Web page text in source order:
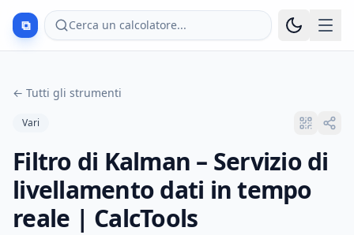
⧉ Cerca un calcolatore...
← Tutti gli strumenti
Vari
Filtro di Kalman – Servizio di
livellamento dati in tempo
reale | CalcTools